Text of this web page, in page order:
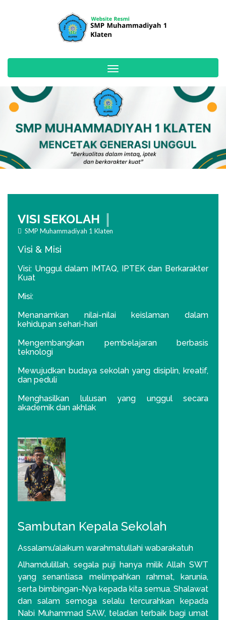
Toggle
navigation
VISI SEKOLAH
SMP Muhammadiyah 1 Klaten
Visi & Misi
Visi: Unggul dalam IMTAQ, IPTEK dan Berkarakter
Kuat
Misi:
Menanamkan nilai-nilai keislaman dalam
kehidupan sehari-hari
Mengembangkan pembelajaran berbasis
teknologi
Mewujudkan budaya sekolah yang disiplin, kreatif,
dan peduli
Menghasilkan lulusan yang unggul secara
akademik dan akhlak
Sambutan Kepala Sekolah
Assalamu’alaikum warahmatullahi wabarakatuh
Alhamdulillah, segala puji hanya milik Allah SWT
yang senantiasa melimpahkan rahmat, karunia,
serta bimbingan-Nya kepada kita semua. Shalawat
dan salam semoga selalu tercurahkan kepada
Nabi Muhammad SAW, teladan terbaik bagi umat